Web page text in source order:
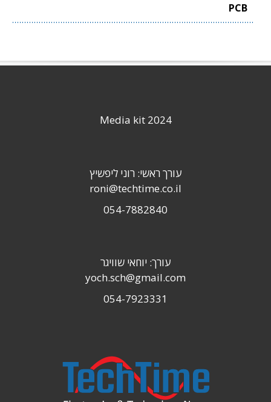
PCB
Media kit 2024
עורך ראשי: רוני ליפשיץ
roni@techtime.co.il
054-7882840
עורך: יוחאי שוויגר
yoch.sch@gmail.com
054-7923331